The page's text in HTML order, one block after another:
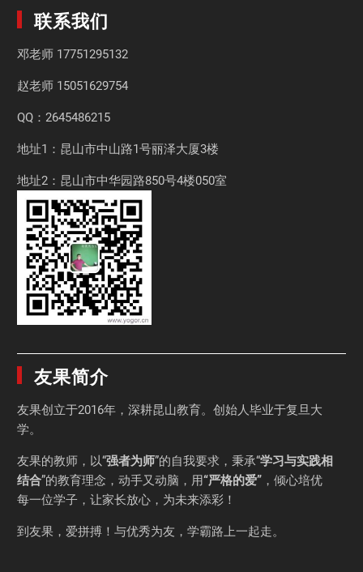
联系我们
邓老师 17751295132
赵老师 15051629754
QQ：2645486215
地址1：昆山市中山路1号丽泽大厦3楼
地址2：昆山市中华园路850号4楼050室
友果简介
友果创立于2016年，深耕昆山教育。创始人毕业于复旦大
学。
友果的教师，以“强者为师”的自我要求，秉承“学习与实践相
结合”的教育理念，动手又动脑，用“严格的爱” ，倾心培优
每一位学子，让家长放心，为未来添彩！
到友果，爱拼搏！与优秀为友，学霸路上一起走。